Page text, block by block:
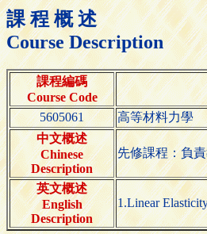
課 程 概 述
Course Description
課程編碼
Course Code
5605061
高等材料力學
中文概述
Chinese
Description
先修課程：負
英文概述
English
Description
1.Linear